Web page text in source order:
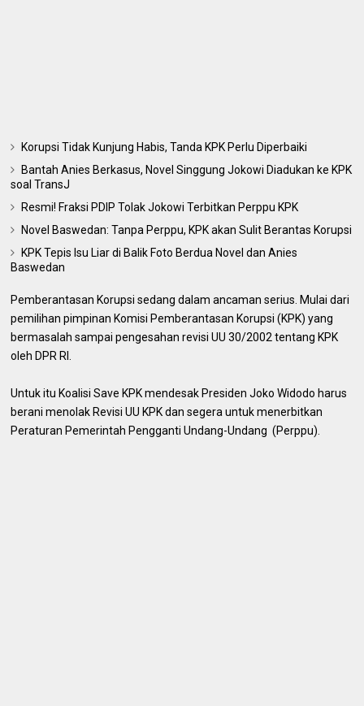
Korupsi Tidak Kunjung Habis, Tanda KPK Perlu Diperbaiki
Bantah Anies Berkasus, Novel Singgung Jokowi Diadukan ke KPK
soal TransJ
Resmi! Fraksi PDIP Tolak Jokowi Terbitkan Perppu KPK
Novel Baswedan: Tanpa Perppu, KPK akan Sulit Berantas Korupsi
KPK Tepis Isu Liar di Balik Foto Berdua Novel dan Anies
Baswedan
Pemberantasan Korupsi sedang dalam ancaman serius. Mulai dari
pemilihan pimpinan Komisi Pemberantasan Korupsi (KPK) yang
bermasalah sampai pengesahan revisi UU 30/2002 tentang KPK
oleh DPR RI.
Untuk itu Koalisi Save KPK mendesak Presiden Joko Widodo harus
berani menolak Revisi UU KPK dan segera untuk menerbitkan
Peraturan Pemerintah Pengganti Undang-Undang (Perppu).